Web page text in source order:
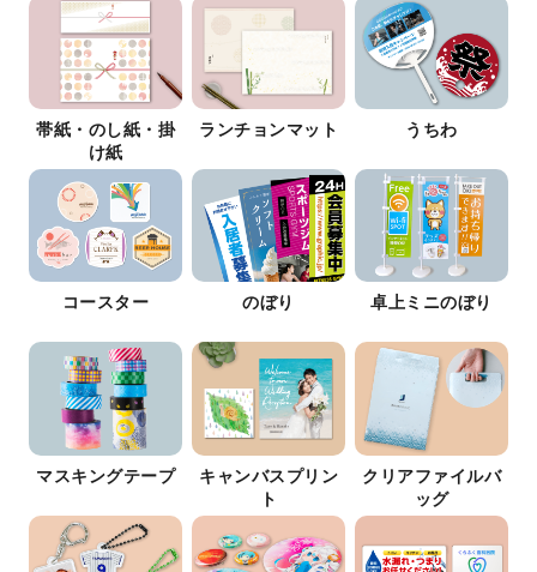
帯紙・のし紙・掛
け紙
ランチョンマット うちわ
コースター のぼり 卓上ミニのぼり
マスキングテープ
キャンバスプリン
ト
クリアファイルバ
ッグ